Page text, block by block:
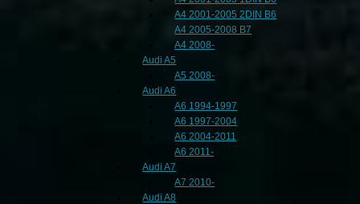
A4 2001-2005 2DIN B6
A4 2005-2008 B7
A4 2008-
Audi A5
A5 2008-
Audi A6
A6 1994-1997
A6 1997-2004
A6 2004-2011
A6 2011-
Audi A7
A7 2010-
Audi A8